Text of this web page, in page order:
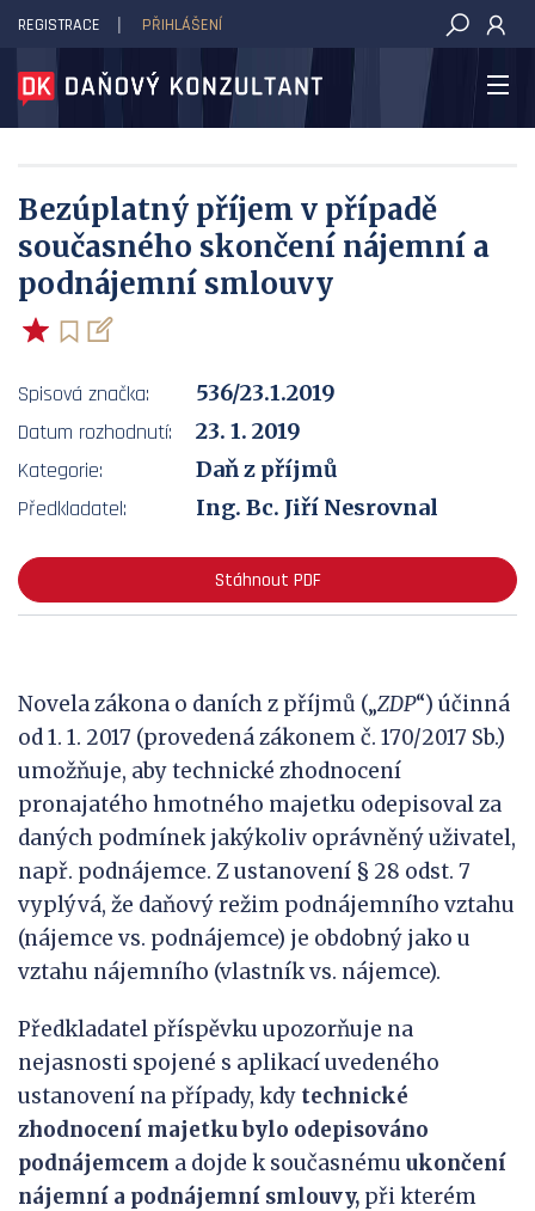
DAŇOVÝ KONZULTANT
REGISTRACE PŘIHLÁŠENÍ
Bezúplatný příjem v případě
současného skončení nájemní a
podnájemní smlouvy
Spisová značka:
536/23.1.2019
Datum rozhodnutí:
23. 1. 2019
Kategorie:
Daň z příjmů
Předkladatel:
Ing. Bc. Jiří Nesrovnal
Stáhnout PDF
Novela zákona o daních z příjmů („ZDP“) účinná
od 1. 1. 2017 (provedená zákonem č. 170/2017 Sb.)
umožňuje, aby technické zhodnocení
pronajatého hmotného majetku odepisoval za
daných podmínek jakýkoliv oprávněný uživatel,
např. podnájemce. Z ustanovení § 28 odst. 7
vyplývá, že daňový režim podnájemního vztahu
(nájemce vs. podnájemce) je obdobný jako u
vztahu nájemního (vlastník vs. nájemce).
Předkladatel příspěvku upozorňuje na
nejasnosti spojené s aplikací uvedeného
ustanovení na případy, kdy technické
zhodnocení majetku bylo odepisováno
podnájemcem a dojde k současnému ukončení
nájemní a podnájemní smlouvy, při kterém